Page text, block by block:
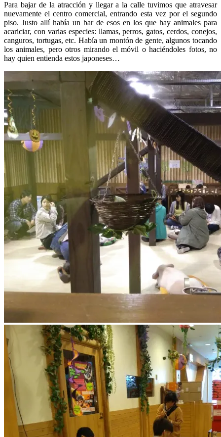
Para bajar de la atracción y llegar a la calle tuvimos que atravesar
nuevamente el centro comercial, entrando esta vez por el segundo
piso. Justo allí había un bar de esos en los que hay animales para
acariciar, con varias especies: llamas, perros, gatos, cerdos, conejos,
canguros, tortugas, etc. Había un montón de gente, algunos tocando
los animales, pero otros mirando el móvil o haciéndoles fotos, no
hay quien entienda estos japoneses…